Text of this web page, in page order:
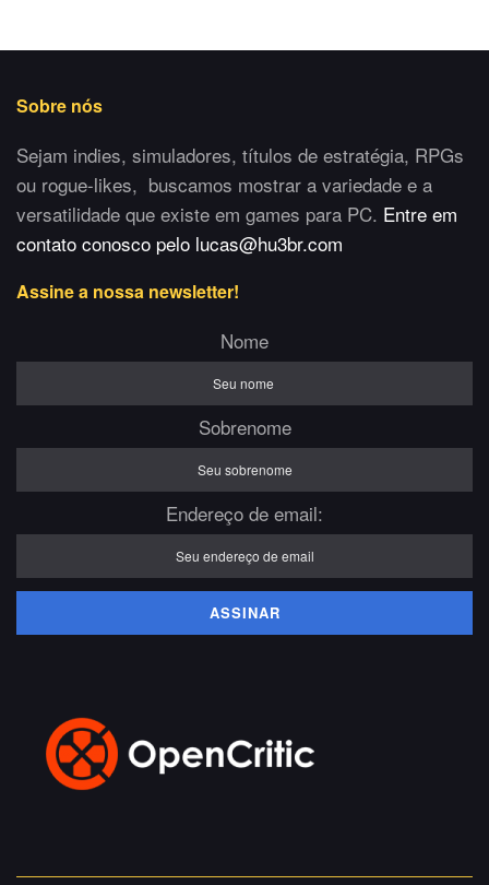
Sobre nós
Sejam indies, simuladores, títulos de estratégia, RPGs
ou rogue-likes, buscamos mostrar a variedade e a
versatilidade que existe em games para PC. Entre em
contato conosco pelo lucas@hu3br.com
Assine a nossa newsletter!
Nome
Sobrenome
Endereço de email: